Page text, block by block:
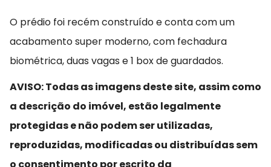
O prédio foi recém construído e conta com um
acabamento super moderno, com fechadura
biométrica, duas vagas e 1 box de guardados.
AVISO: Todas as imagens deste site, assim como
a descrição do imóvel, estão legalmente
protegidas e não podem ser utilizadas,
reproduzidas, modificadas ou distribuídas sem